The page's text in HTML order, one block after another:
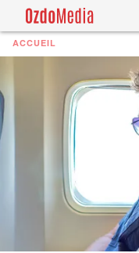
ACCUEIL